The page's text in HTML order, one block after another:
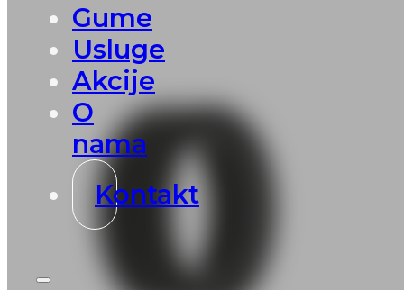
Gume
Usluge
Akcije
O
nama
Kontakt